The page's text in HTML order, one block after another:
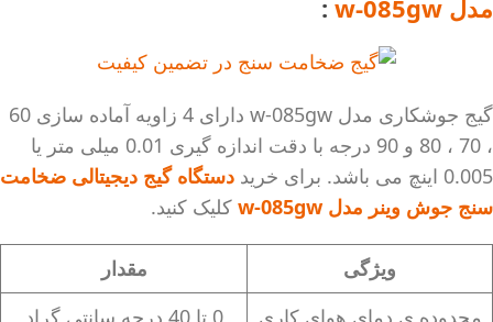
مدل w-085gw
:
گیج جوشکاری مدل w-085gw دارای 4 زاویه آماده سازی 60
، 70 ، 80 و 90 درجه با دقت اندازه گیری 0.01 میلی متر یا
0.005 اینچ می باشد. برای خرید
دستگاه گیج دیجیتالی ضخامت
سنج جوش وینر مدل w-085gw
کلیک کنید.
ویژگی
مقدار